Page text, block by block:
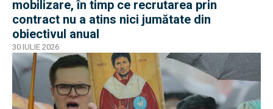
mobilizare, în timp ce recrutarea prin
contract nu a atins nici jumătate din
obiectivul anual
30 IULIE 2026